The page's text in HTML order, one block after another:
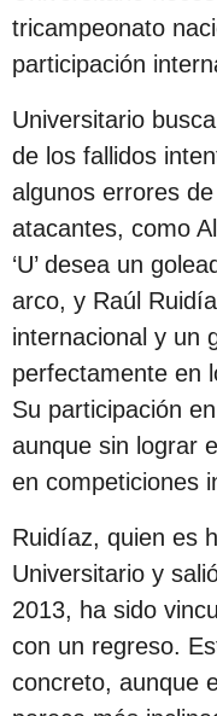
e
s
d
e
p
b
i
i
ó
n
tricampeonato
participación
Universitario
de los fallidos
algunos errores
atacantes, como
‘U’ desea un
arco, y Raúl
internacional y un
perfectamente en
Su participación
aunque sin lograr
en competiciones
Ruidíaz, quien es
Universitario y
2013, ha sido
con un regreso.
concreto, aunque